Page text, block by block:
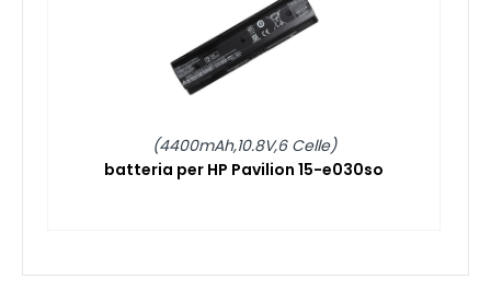
(4400mAh,10.8V,6 Celle)
batteria per HP Pavilion 15-e030so